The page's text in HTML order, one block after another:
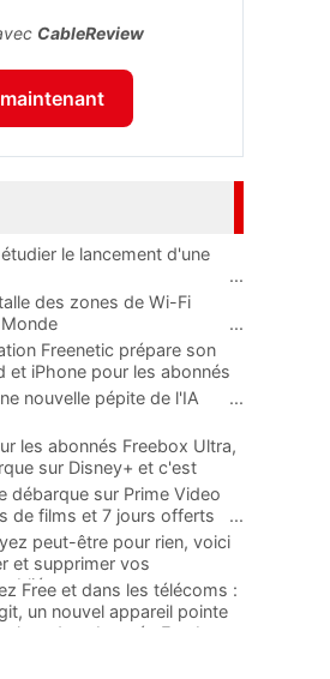
CableReview
le lancement d'une
...
des zones de Wi-Fi
...
Freenetic prépare son
et iPhone pour les abonnés
nouvelle pépite de l'IA ...
les abonnés Freebox Ultra,
sur Disney+ et c'est
débarque sur Prime Video
de films et 7 jours offerts
...
peut-être pour rien, voici
et supprimer vos
...
Free et dans les télécoms :
un nouvel appareil pointe
des abonnés Freebox...